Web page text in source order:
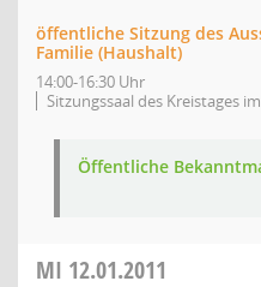
öffentliche Sitzung des
Familie (Haushalt)
14:00-16:30 Uhr
Sitzungssaal des Kreistages
Öffentliche
MI 12.01.2011